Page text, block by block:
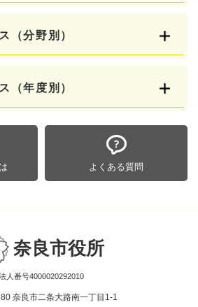
（分野別）
（年度別）
よくある質問
奈良市役所
人番号4000020292010
奈良市二条大路南一丁目1-1